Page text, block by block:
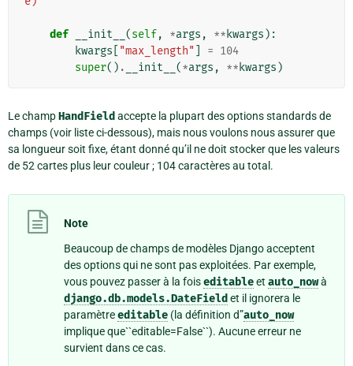
def __init__ (self, *args , ** kwargs ):
kwargs
"max_length" = 104
super() . __init__ (*args , ** kwargs )
Le champHandField accepte la plupart des options standards de
champs (voir liste ci-dessous), mais nous voulons nous assurer que
sa longueur soit fixe, étant donné qu’il ne doit stocker que les valeurs
de 52 cartes plus leur couleur ; 104 caractères au total.
Note
Beaucoup de champs de modèles Django acceptent
des options qui ne sont pas exploitées. Par exemple,
vous pouvez passer à la foiseditableet auto_nowà
django.db.models.DateField et il ignorera le
paramètreeditable (la définition d”auto_now
implique que``editable=False``). Aucune erreur ne
survient dans ce cas.